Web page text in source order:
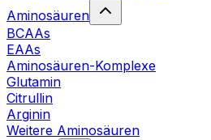
Aminosäuren
BCAAs
EAAs
Aminosäuren-Komplexe
Glutamin
Citrullin
Arginin
Weitere Aminosäuren